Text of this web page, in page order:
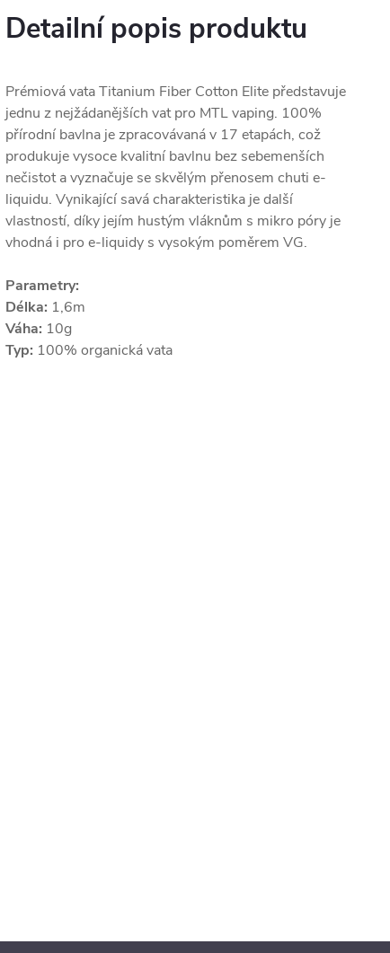
Detailní popis produktu
Prémiová vata Titanium Fiber Cotton Elite představuje
jednu z nejžádanějších vat pro MTL vaping. 100%
přírodní bavlna je zpracovávaná v 17 etapách, což
produkuje vysoce kvalitní bavlnu bez sebemenších
nečistot a vyznačuje se skvělým přenosem chuti e-
liquidu. Vynikající savá charakteristika je další
vlastností, díky jejím hustým vláknům s mikro póry je
vhodná i pro e-liquidy s vysokým poměrem VG.
Parametry:
Délka: 1,6m
Váha: 10g
Typ: 100% organická vata